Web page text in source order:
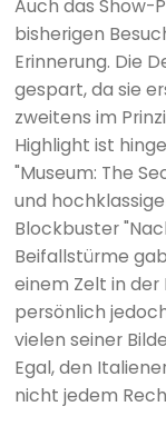
Auch das Show-
bisherigen
Erinnerung. Die
gespart, da sie
zweitens im
Highlight ist
"Museum: The
und
Blockbuster
Beifallstürme
einem Zelt in der
persönlich
vielen seiner
Egal, den
nicht jedem